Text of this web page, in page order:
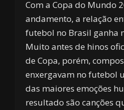
Com a Copa do Mundo
andamento, a relação
futebol no Brasil ganha
Muito antes de hinos
de Copa, porém,
enxergavam no futebol
das maiores emoções
resultado são canções